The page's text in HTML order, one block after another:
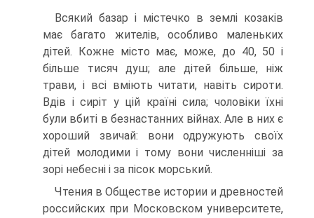
Всякий базар і містечко в землі козаків
має багато жителів, особливо маленьких
дітей. Кожне місто має, може, до 40, 50 і
більше тисяч душ; але дітей більше, ніж
трави, і всі вміють читати, навіть сироти.
Вдів і сиріт у цій країні сила; чоловіки їхні
були вбиті в безнастанних війнах. Але в них є
хороший звичай: вони одружують своїх
дітей молодими і тому вони численніші за
зорі небесні і за пісок морський.
Чтения в Обществе истории и древностей
российских при Московском университете,